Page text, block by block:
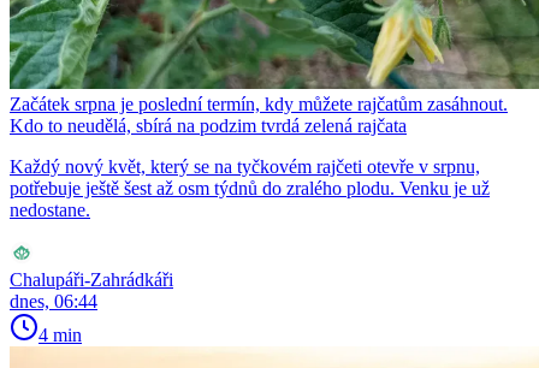
Začátek srpna je poslední termín, kdy můžete rajčatům zasáhnout.
Kdo to neudělá, sbírá na podzim tvrdá zelená rajčata
Každý nový květ, který se na tyčkovém rajčeti otevře v srpnu,
potřebuje ještě šest až osm týdnů do zralého plodu. Venku je už
nedostane.
Chalupáři-Zahrádkáři
dnes, 06:44
4 min